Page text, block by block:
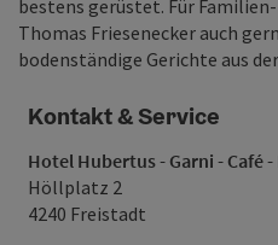
bestens gerüstet. Für
Thomas Friesenecker auch
bodenständige Gerichte aus
Kontakt & Service
Hotel Hubertus - Garni - Café
Höllplatz 2
4240 Freistadt